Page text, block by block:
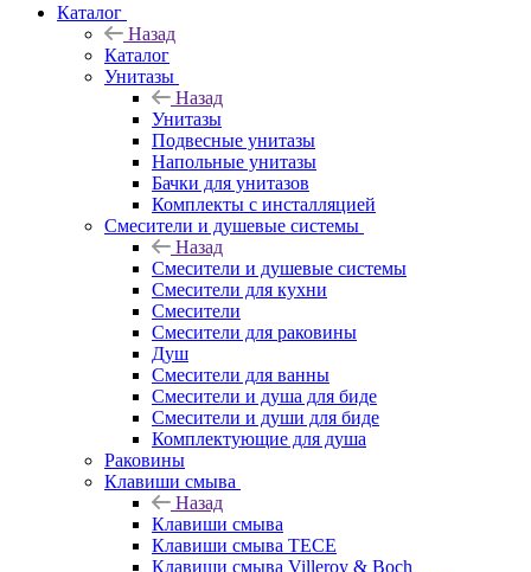
Каталог
Назад
Каталог
Унитазы
Назад
Унитазы
Подвесные унитазы
Напольные унитазы
Бачки для унитазов
Комплекты с инсталляцией
Смесители и душевые системы
Назад
Смесители и душевые системы
Смесители для кухни
Смесители
Смесители для раковины
Душ
Смесители для ванны
Смесители и душа для биде
Смесители и души для биде
Комплектующие для душа
Раковины
Клавиши смыва
Назад
Клавиши смыва
Клавиши смыва TECE
Клавиши смыва Villeroy & Boch